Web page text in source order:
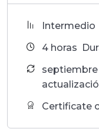
Intermedio
4 horas
septiembre
Certificate